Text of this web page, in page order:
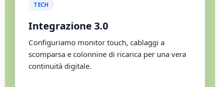
TECH
Integrazione 3.0
Configuriamo monitor touch, cablaggi a
scomparsa e colonnine di ricarica per una vera
continuità digitale.